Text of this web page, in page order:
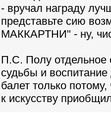
- вручал награду
представьте сию
МАККАРТНИ" - ну,
П.С. Полу отдельное
судьбы и
балет только
к искусству